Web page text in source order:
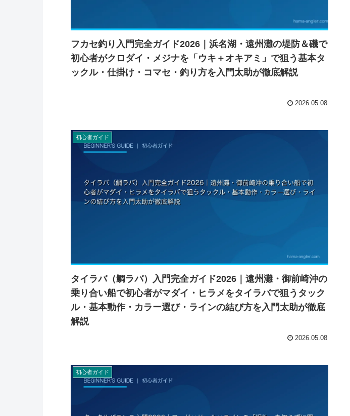
フカセ釣り入門完全ガイド2026｜浜名湖・遠州灘の堤防＆磯で
初心者がクロダイ・メジナを「ウキ＋オキアミ」で狙う基本タ
ックル・仕掛け・コマセ・釣り方を入門太助が徹底解説
2026.05.08
初心者ガイド
タイラバ（鯛ラバ）入門完全ガイド2026｜遠州灘・御前崎沖の
乗り合い船で初心者がマダイ・ヒラメをタイラバで狙うタック
ル・基本動作・カラー選び・ラインの結び方を入門太助が徹底
解説
2026.05.08
初心者ガイド